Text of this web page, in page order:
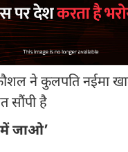
ने कुलपति नईमा
सौंपी है
में जाओ’